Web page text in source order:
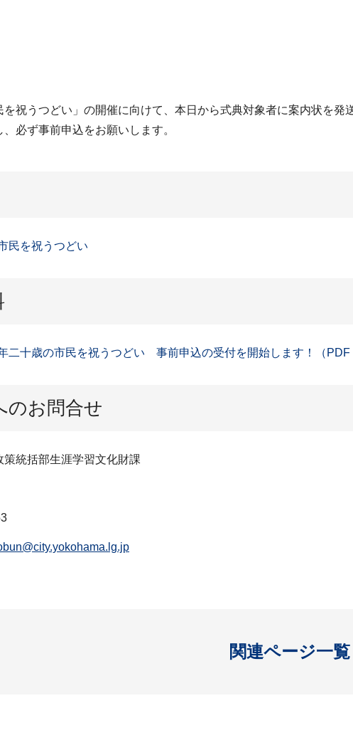
祝うつどい」の開催に向けて、本日から式典対象者に案内状を
必ず事前申込をお願いします。
民を祝うつどい
二十歳の市民を祝うつどい 事前申込の受付を開始します！（PDF
のお問合せ
統括部生涯学習文化財課
関連ページ一覧
開く